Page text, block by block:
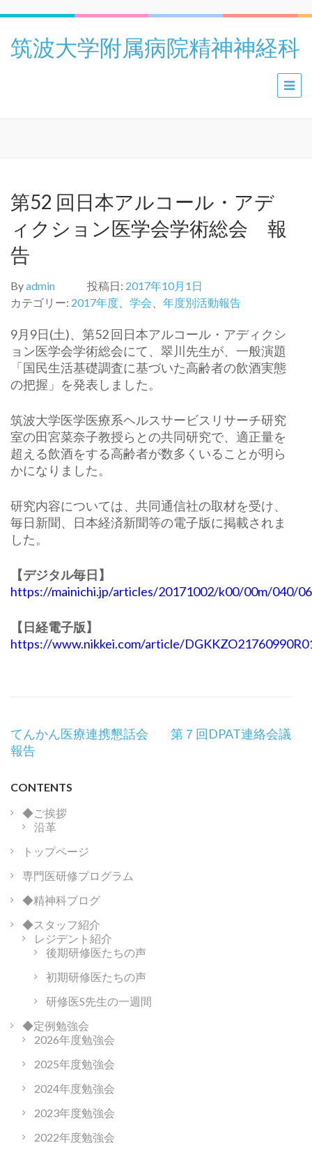
筑波大学附属病院精神神経科
第52 回日本アルコール・アデ
ィクション医学会学術総会 報
告
Byadmin 投稿日: 2017年10月1日
カテゴリー: 2017年度 学会 年度別活動報告
9月9日(土)、第52 回日本アルコール・アディクシ
ョン医学会学術総会にて、翠川先生が、一般演題
「国民生活基礎調査に基づいた高齢者の飲酒実態
の把握」を発表しました。
筑波大学医学医療系ヘルスサービスリサーチ研究
室の田宮菜奈子教授らとの共同研究で、適正量を
超える飲酒をする高齢者が数多くいることが明ら
かになりました。
研究内容については、共同通信社の取材を受け、
毎日新聞、日本経済新聞等の電子版に掲載されま
した。
【デジタル毎日】
https://mainichi.jp/articles/20171002/k00/00m/040/
【日経電子版】
https://www.nikkei.com/article/
投
稿
ビ
ゲ
ー
シ
ョ
ン
てんかん医療連携懇話会
報告
第７回DPAT連絡会議
CONTENTS
◆ご挨拶
沿革
トップページ
専門医研修プログラム
◆精神科ブログ
◆スタッフ紹介
レジデント紹介
後期研修医たちの声
初期研修医たちの声
研修医S先生の一週間
◆定例勉強会
2026年度勉強会
2025年度勉強会
2024年度勉強会
2023年度勉強会
2022年度勉強会